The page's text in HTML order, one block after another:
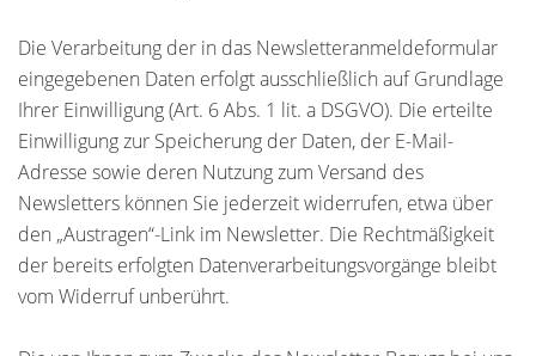
Die Verarbeitung der in das Newsletteranmeldeformular
eingegebenen Daten erfolgt ausschließlich auf Grundlage
Ihrer Einwilligung (Art. 6 Abs. 1 lit. a DSGVO). Die erteilte
Einwilligung zur Speicherung der Daten, der E-Mail-
Adresse sowie deren Nutzung zum Versand des
Newsletters können Sie jederzeit widerrufen, etwa über
den „Austragen“-Link im Newsletter. Die Rechtmäßigkeit
der bereits erfolgten Datenverarbeitungsvorgänge bleibt
vom Widerruf unberührt.